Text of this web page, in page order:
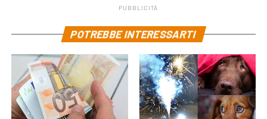
PUBBLICITÀ
POTREBBE INTERESSARTI